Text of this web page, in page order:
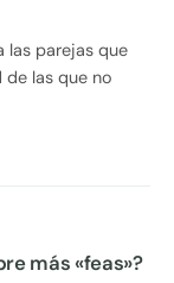
las parejas que
las que no
más «feas»?